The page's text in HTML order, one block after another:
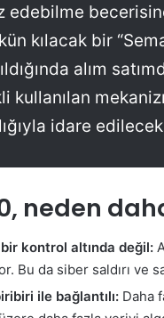
edebilme
kılacak bir
alım
kullanılan
idare
neden
kontrol altında değil:
Bu da siber saldırı ve
ile bağlantılı: Daha